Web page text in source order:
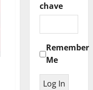
chave
Remember
Me